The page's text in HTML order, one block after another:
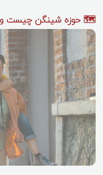
🗺️ حوزه شینگن چیست و